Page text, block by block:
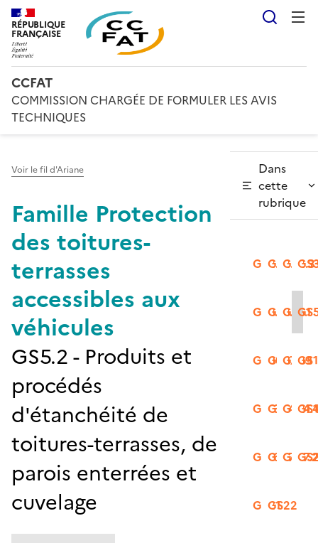
RÉPUBLIQUE
FRANÇAISE
CCFAT
COMMISSION CHARGÉE DE FORMULER LES AVIS
TECHNIQUES
Voir le fil d'Ariane
Famille Protection
des toitures-
terrasses
accessibles aux
véhicules
GS5.2 - Produits et
procédés
d'étanchéité de
toitures-terrasses, de
parois enterrées et
cuvelage
Dans
cette
rubrique
GS2.1GS2.2GS2.3
GS3.2GS3.3
GS5.1
GS06GS07GS09
GS13GS14.2
GS16GS17.1GS17.2
GS21GS22